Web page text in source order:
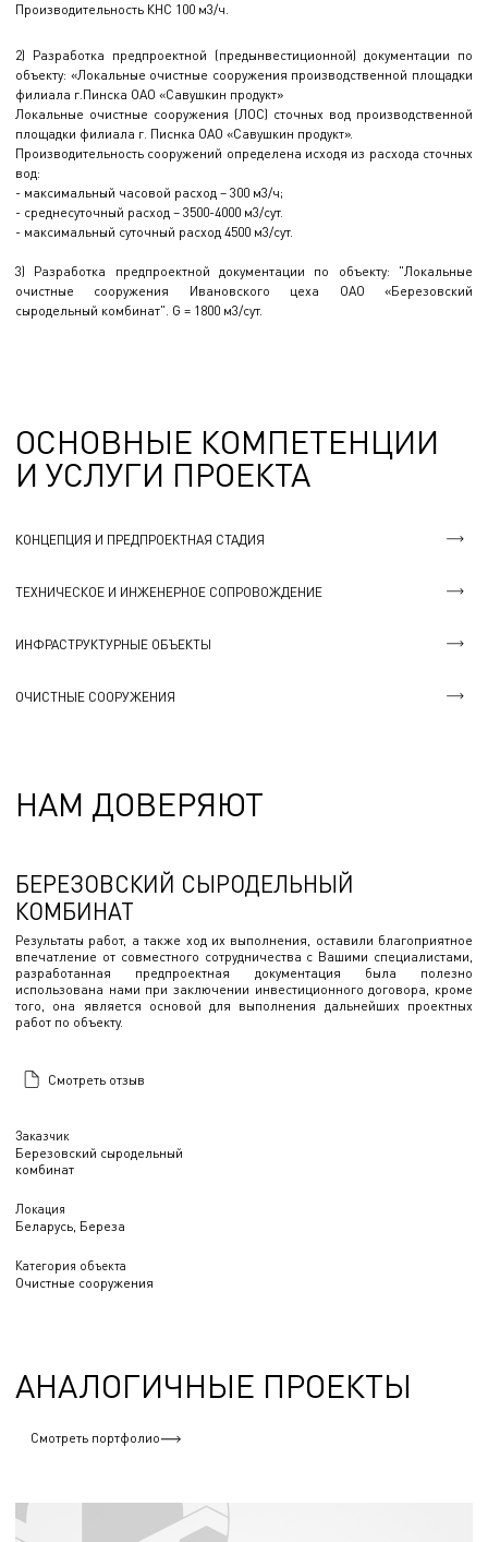
Производительность КНС 100 м3/ч.
2) Разработка предпроектной (предынвестиционной) документации по
объекту: «Локальные очистные сооружения производственной площадки
филиала г.Пинска ОАО «Савушкин продукт»
Локальные очистные сооружения (ЛОС) сточных вод производственной
площадки филиала г. Писнка ОАО «Савушкин продукт».
Производительность сооружений определена исходя из расхода сточных
вод:
- максимальный часовой расход – 300 м3/ч;
- среднесуточный расход – 3500-4000 м3/сут.
- максимальный суточный расход 4500 м3/сут.
3) Разработка предпроектной документации по объекту: "Локальные
очистные сооружения Ивановского цеха ОАО «Березовский
сыродельный комбинат". G = 1800 м3/сут.
ОСНОВНЫЕ КОМПЕТЕНЦИИ
И УСЛУГИ ПРОЕКТА
КОНЦЕПЦИЯ И ПРЕДПРОЕКТНАЯ СТАДИЯ
ТЕХНИЧЕСКОЕ И ИНЖЕНЕРНОЕ СОПРОВОЖДЕНИЕ
ИНФРАСТРУКТУРНЫЕ ОБЪЕКТЫ
ОЧИСТНЫЕ СООРУЖЕНИЯ
НАМ ДОВЕРЯЮТ
Заказчик
Березовский сыродельный
комбинат
Локация
Беларусь, Береза
Категория объекта
Очистные сооружения
БЕРЕЗОВСКИЙ СЫРОДЕЛЬНЫЙ
КОМБИНАТ
Результаты работ, а также ход их выполнения, оставили благоприятное
впечатление от совместного сотрудничества с Вашими специалистами,
разработанная предпроектная документация была полезно
использована нами при заключении инвестиционного договора, кроме
того, она является основой для выполнения дальнейших проектных
работ по объекту.
Смотреть отзыв
АНАЛОГИЧНЫЕ ПРОЕКТЫ
Смотреть портфолио
Очистные сооружения